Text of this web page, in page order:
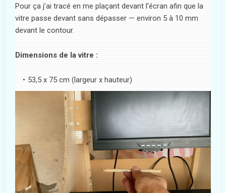
Pour ça j’ai tracé en me plaçant devant l’écran afin que la
vitre passe devant sans dépasser — environ 5 à 10 mm
devant le contour.
Dimensions de la vitre :
53,5 x 75 cm (largeur x hauteur)